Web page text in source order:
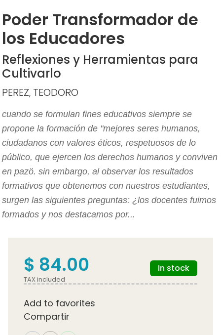
Poder Transformador de
los Educadores
Reflexiones y Herramientas para
Cultivarlo
PEREZ, TEODORO
cuando se formulan fines educativos siempre se
propone la formación de "mejores seres humanos,
ciudadanos con valores éticos, respetuosos de lo
público, que ejercen los derechos humanos y conviven
en pazö. sin embargo, al observar los resultados
formativos que obtenemos con nuestros estudiantes,
surgen las siguientes preguntas: ¿los docentes fuimos
formados y nos destacamos por...
$ 84.00
TAX included
In stock
Add to favorites
Compartir